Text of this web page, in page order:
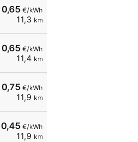
0,65€/kWh
11,3 km
0,65€/kWh
11,4 km
0,75€/kWh
11,9 km
0,45€/kWh
11,9 km